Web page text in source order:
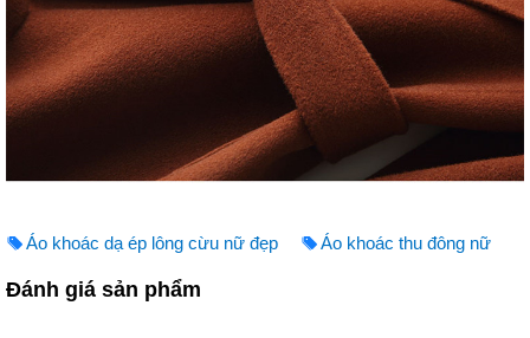
Áo khoác dạ ép lông cừu nữ đẹp Áo khoác thu đông nữ
Đánh giá sản phẩm